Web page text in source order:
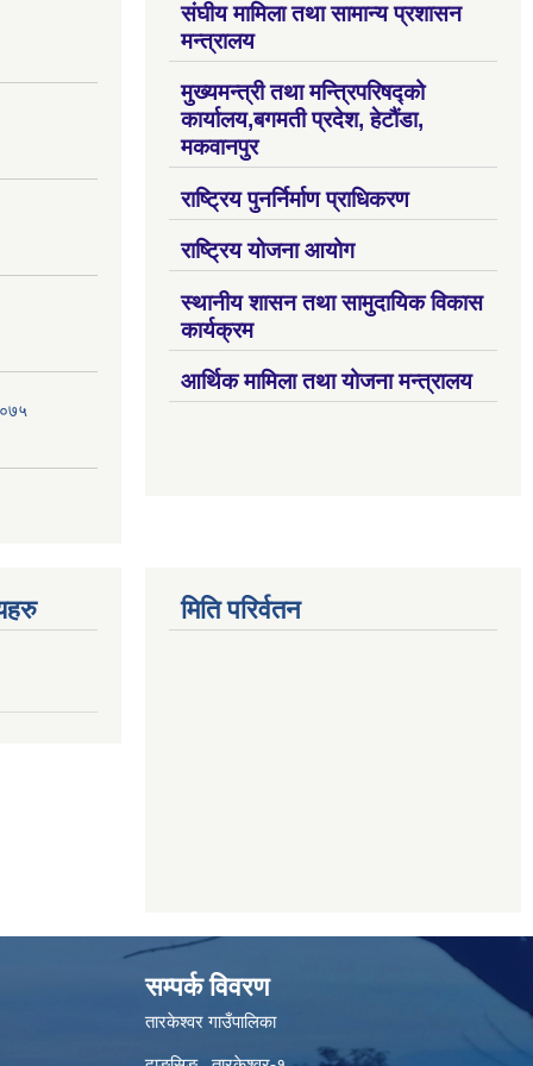
संघीय मामिला तथा सामान्य प्रशासन
मन्त्रालय
मुख्यमन्त्री तथा मन्त्रिपरिषद्को
कार्यालय,बगमती प्रदेश, हेटौंडा,
मकवानपुर
राष्ट्रिय पुनर्निर्माण प्राधिकरण
राष्ट्रिय योजना आयोग
स्थानीय शासन तथा सामुदायिक विकास
कार्यक्रम
आर्थिक मामिला तथा योजना मन्त्रालय
मिति परिर्वतन
सम्पर्क विवरण
तारकेश्वर गाउँपालिका